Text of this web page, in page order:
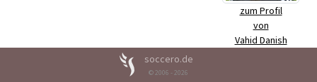
zum Profil
von
Vahid Danish
soccero.de
© 2006 - 2026